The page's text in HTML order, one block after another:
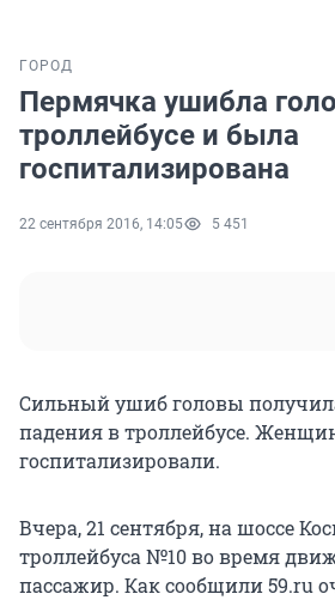
ГОРОД
Пермячка ушибла
троллейбусе и была
госпитализирована
22 сентября 2016, 14:05 5 451
Сильный ушиб головы
падения в троллейбусе.
госпитализировали.
Вчера, 21 сентября, на шоссе
троллейбуса №10 во время
пассажир. Как сообщили 59.ru